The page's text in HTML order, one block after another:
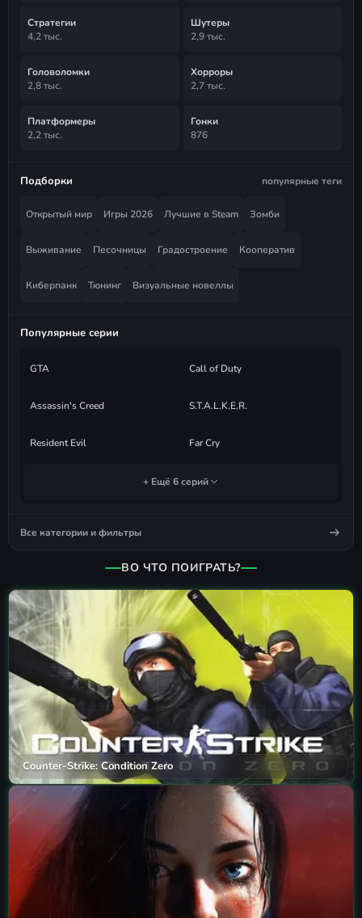
Стратегии
4,2 тыс.
Шутеры
2,9 тыс.
Головоломки
2,8 тыс.
Хорроры
2,7 тыс.
Платформеры
2,2 тыс.
Гонки
876
Подборки популярные теги
Открытый мир Игры 2026 Лучшие в Steam Зомби
Выживание Песочницы Градостроение Кооператив
Киберпанк Тюнинг Визуальные новеллы
Популярные серии
GTA Call of Duty
Assassin's Creed S.T.A.L.K.E.R.
Resident Evil Far Cry
+ Ещё 6 серий
Все категории и фильтры
ВО ЧТО ПОИГРАТЬ?
Counter-Strike: Condition Zero